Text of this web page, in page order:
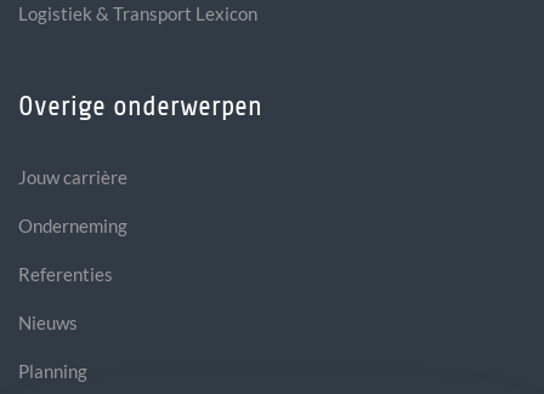
Logistiek & Transport Lexicon
Overige onderwerpen
Jouw carrière
Onderneming
Referenties
Nieuws
Planning